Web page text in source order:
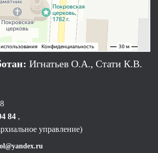
Игнатьев О.А., Стати К.В.
84 ,
управление)